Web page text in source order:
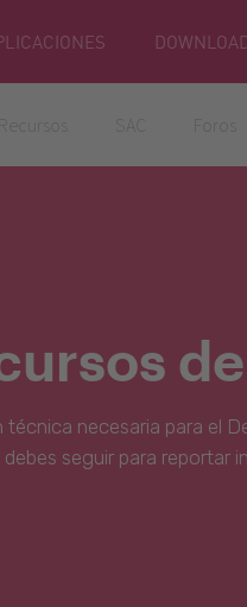
necesaria para el
seguir para reportar